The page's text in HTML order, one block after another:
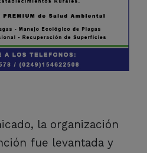
la organización
fue levantada y